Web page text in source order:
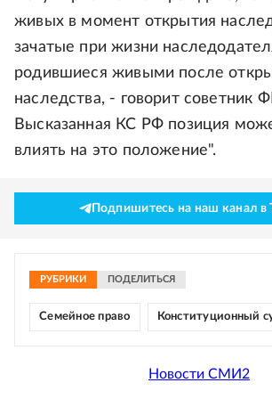
живых в момент открытия
зачатые при жизни
родившиеся живыми после
наследства, - говорит советник
Высказанная КС РФ позиция
влиять на это положение".
Подпишитесь на наш канал в
РУБРИКИ ПОДЕЛИТЬСЯ
Семейное право Конституционный
Новости СМИ2